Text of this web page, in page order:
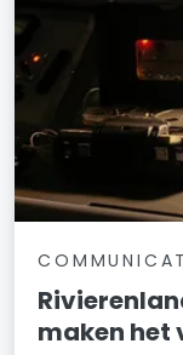
maken het